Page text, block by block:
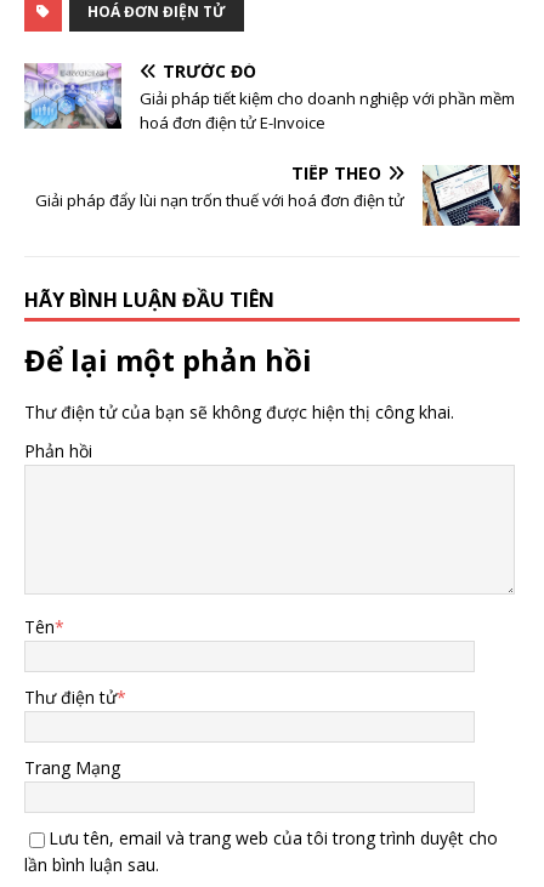
HOÁ ĐƠN ĐIỆN TỬ
TRƯỚC ĐÓ
Giải pháp tiết kiệm cho doanh nghiệp với phần mềm
hoá đơn điện tử E-Invoice
TIẾP THEO
Giải pháp đẩy lùi nạn trốn thuế với hoá đơn điện tử
HÃY BÌNH LUẬN ĐẦU TIÊN
Để lại một phản hồi
Thư điện tử của bạn sẽ không được hiện thị công khai.
Phản hồi
Tên*
Thư điện tử*
Trang Mạng
Lưu tên, email và trang web của tôi trong trình duyệt cho
lần bình luận sau.